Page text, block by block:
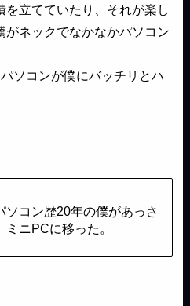
を立てていたり、それが楽し
がネックでなかなかパソコン
ソコンが僕にバッチリとハ
ソコン歴20年の僕があっさ
ミニPCに移った。